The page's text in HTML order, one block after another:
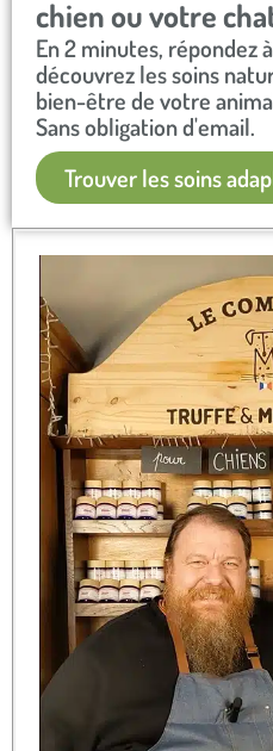
chien ou votre
En 2 minutes, répondez
découvrez les soins
bien-être de votre
Sans obligation d'email.​
Trouver les soins